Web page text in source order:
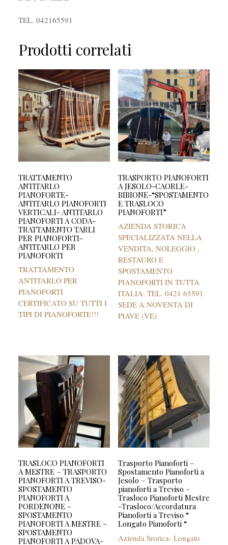
TEL. 042165591
Prodotti correlati
TRATTAMENTO
ANTITARLO
PIANOFORTE-
ANTITARLO PIANOFORTI
VERTICALI- ANTITARLO
PIANOFORTI A CODA-
TRATTAMENTO TARLI
PER PIANOFORTI-
ANTITARLO PER
PIANOFORTI
TRATTAMENTO
ANTITARLO PER
PIANOFORTI
CERTIFICATO SU TUTTI I
TIPI DI PIANOFORTE!!!
TRASPORTO PIANOFORTI
A JESOLO-CAORLE-
BIBIONE-“SPOSTAMENTO
E TRASLOCO
PIANOFORTI”
AZIENDA STORICA
SPECIALIZZATA NELLA
VENDITA, NOLEGGIO ,
RESTAURO E
SPOSTAMENTO
PIANOFORTI IN TUTTA
ITALIA. TEL. 0421 65591
SEDE A NOVENTA DI
PIAVE (VE)
TRASLOCO PIANOFORTI
A MESTRE – TRASPORTO
PIANOFORTI A TREVISO-
SPOSTAMENTO
PIANOFORTI A
PORDENONE -
SPOSTAMENTO
PIANOFORTI A MESTRE -
SPOSTAMENTO
PIANOFORTI A PADOVA-
Trasporto Pianoforti –
Spostamento Pianoforti a
Jesolo – Trasporto
pianoforti a Treviso –
Trasloco Pianoforti Mestre
-Trasloco/Accordatura
Pianoforti a Treviso “
Longato Pianoforti “
Azienda Srorica- Longato